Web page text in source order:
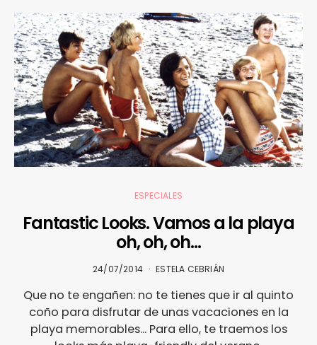
ESPECIALES
Fantastic Looks. Vamos a la playa
oh, oh, oh…
24/07/2014 ESTELA CEBRIÁN
Que no te engañen: no te tienes que ir al quinto
coño para disfrutar de unas vacaciones en la
playa memorables... Para ello, te traemos los